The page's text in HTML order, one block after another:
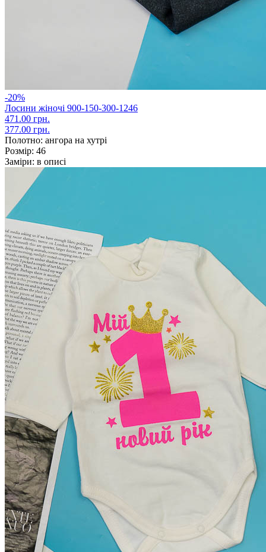
-20%
Лосини жіночі 900-150-300-1246
471.00 грн.
377.00 грн.
Полотно: ангора на хутрі
Розмір: 46
Заміри: в описі